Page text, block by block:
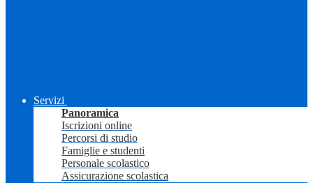
Servizi
Panoramica
Iscrizioni online
Percorsi di studio
Famiglie e studenti
Personale scolastico
Assicurazione scolastica